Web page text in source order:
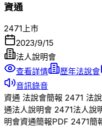
資通
2471上市
2023/9/15
法人說明會
查看詳情
歷年法說會
音訊錄音
資通 法說會簡報 2471 法
通法人說明會 2471法人說
明會資通簡報PDF 2471簡